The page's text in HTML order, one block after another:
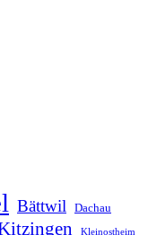
Bättwil
Dachau
Kleinostheim